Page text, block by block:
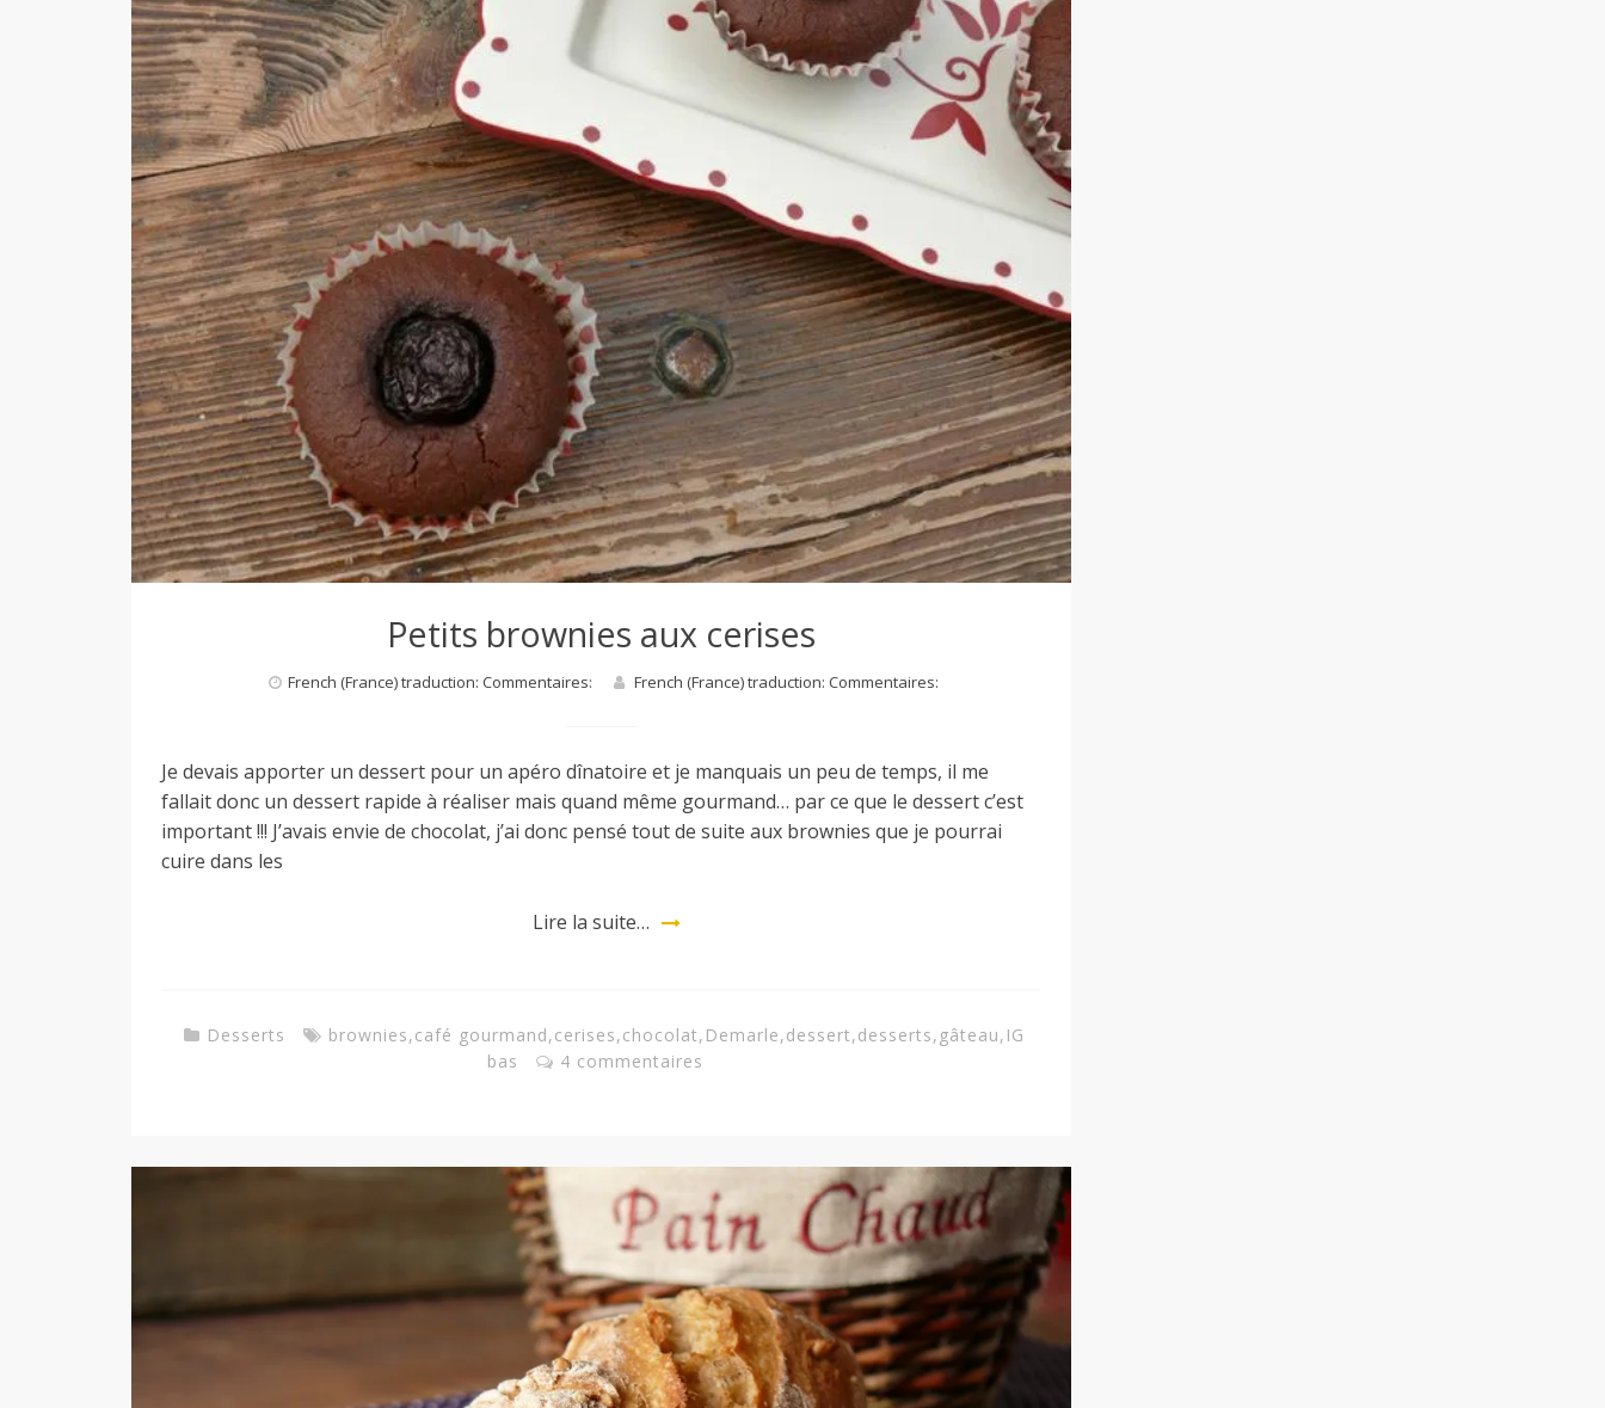
Petits brownies aux cerises
French (France) traduction: Commentaires: French (France) traduction: Commentaires:
Je devais apporter un dessert pour un apéro dînatoire et je manquais un peu de temps, il me
fallait donc un dessert rapide à réaliser mais quand même gourmand… par ce que le dessert c’est
important !!! J’avais envie de chocolat, j’ai donc pensé tout de suite aux brownies que je pourrai
cuire dans les
Lire la suite…
Desserts brownies,café gourmand,cerises,chocolat, Demarle,dessert,desserts, gâteau, IG
bas
4 commentaires